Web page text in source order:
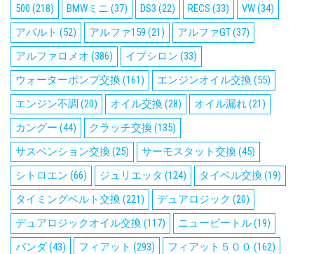
500 (218) BMWミニ (37) DS3 (22) RECS (33) VW(34)
アバルト (52) アルファ159 (21) アルファGT(37)
アルファロメオ (386) イプシロン (33)
ウォーターポンプ交換(161) エンジンオイル交換(55)
エンジン不調 (20) オイル交換(28) オイル漏れ(21)
カングー (44) クラッチ交換(135)
サスペンション交換(25) サーモスタット交換(45)
シトロエン (66) ジュリエッタ (124) タイベル交換(19)
タイミングベルト交換(221) デュアロジック (20)
デュアロジックオイル交換(117) ニュービートル(19)
パンダ(43) フィアット (293) フィアット５００ (162)